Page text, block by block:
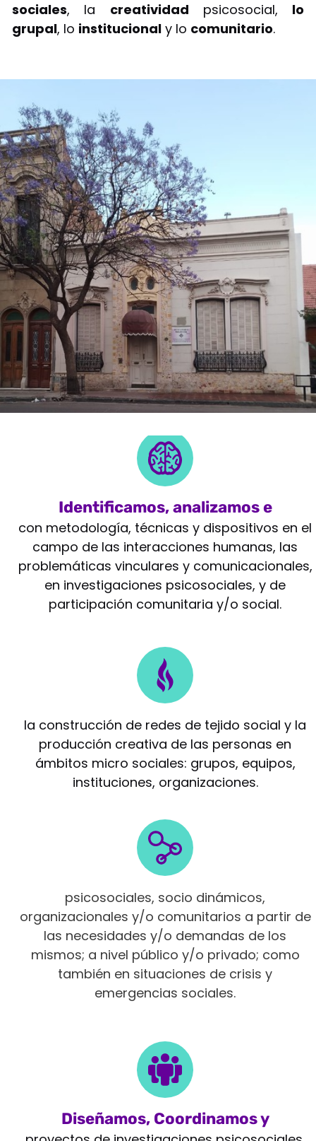
sociales, la creatividad psicosocial, lo
grupal, lo institucional y lo comunitario.
Identificamos, analizamos e
intervenimos
con metodología, técnicas y dispositivos en el
campo de las interacciones humanas, las
problemáticas vinculares y comunicacionales,
en investigaciones psicosociales, y de
participación comunitaria y/o social.
Potenciamos
la construcción de redes de tejido social y la
producción creativa de las personas en
ámbitos micro sociales: grupos, equipos,
instituciones, organizaciones.
Intervenimos en diferentes ámbitos
psicosociales, socio dinámicos,
organizacionales y/o comunitarios a partir de
las necesidades y/o demandas de los
mismos; a nivel público y/o privado; como
también en situaciones de crisis y
emergencias sociales.
Diseñamos, Coordinamos y